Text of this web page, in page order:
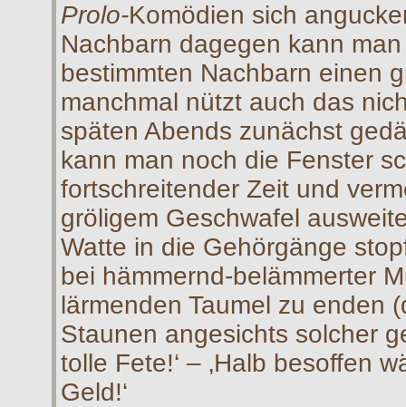
Prolo-Komödien sich
Nachbarn dagegen kann
bestimmten Nachbarn einen
manchmal nützt auch das
späten Abends zunächst
kann man noch die Fenster
fortschreitender Zeit und
gröligem Geschwafel
Watte in die Gehörgänge
bei hämmernd-belämmerter
lärmenden Taumel zu enden
Staunen angesichts solcher
tolle Fete!‘ – ‚Halb besoffen
Geld!‘